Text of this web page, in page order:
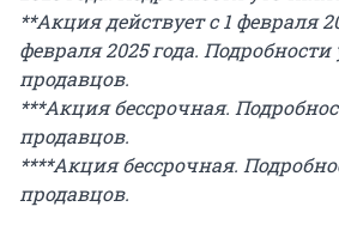
**Акция действует с 1 февраля
февраля 2025 года. Подробности
продавцов.
***Акция бессрочная.
продавцов.
****Акция бессрочная.
продавцов.